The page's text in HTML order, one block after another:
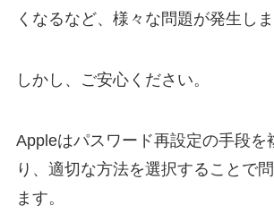
くなるなど、様々な問題が発生しま
しかし、ご安心ください。
Appleはパスワード再設定の手段を
り、適切な方法を選択することで
ます。